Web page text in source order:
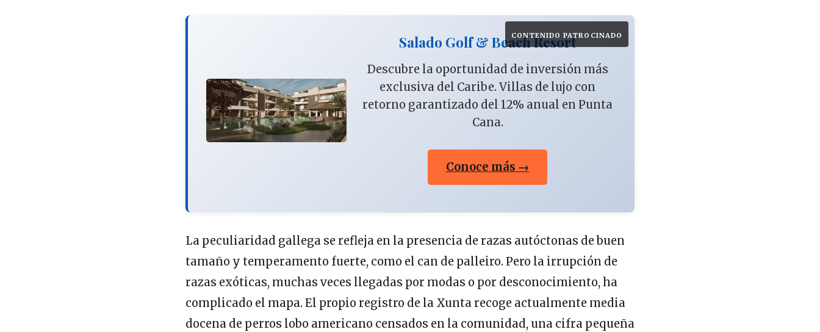
CONTENIDO PATROCINADO
Salado Golf & Beach Resort
Descubre la oportunidad de inversión más
exclusiva del Caribe. Villas de lujo con
retorno garantizado del 12% anual en Punta
Cana.
Conoce más →
La peculiaridad gallega se refleja en la presencia de razas autóctonas de buen
tamaño y temperamento fuerte, como el can de palleiro. Pero la irrupción de
razas exóticas, muchas veces llegadas por modas o por desconocimiento, ha
complicado el mapa. El propio registro de la Xunta recoge actualmente media
docena de perros lobo americano censados en la comunidad, una cifra pequeña